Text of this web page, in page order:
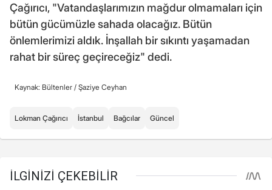
Çağırıcı, "Vatandaşlarımızın mağdur olmamaları için
bütün gücümüzle sahada olacağız. Bütün
önlemlerimizi aldık. İnşallah bir sıkıntı yaşamadan
rahat bir süreç geçireceğiz" dedi.
Kaynak: Bültenler / Şaziye Ceyhan
Lokman Çağırıcı İstanbul Bağcılar Güncel